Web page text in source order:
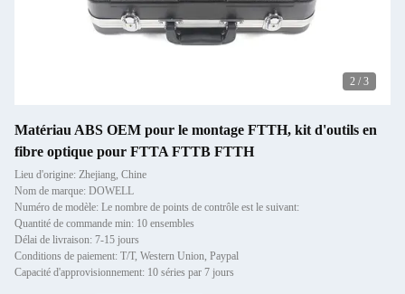
2 / 3
Matériau ABS OEM pour le montage FTTH, kit d'outils en
fibre optique pour FTTA FTTB FTTH
Lieu d'origine: Zhejiang, Chine
Nom de marque: DOWELL
Numéro de modèle: Le nombre de points de contrôle est le suivant:
Quantité de commande min: 10 ensembles
Délai de livraison: 7-15 jours
Conditions de paiement: T/T, Western Union, Paypal
Capacité d'approvisionnement: 10 séries par 7 jours